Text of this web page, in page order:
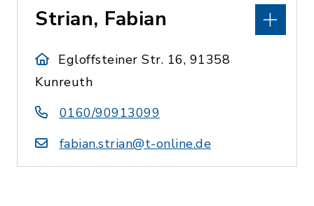
Strian, Fabian
Egloffsteiner Str. 16, 91358
Kunreuth
0160/90913099
fabian.strian@t-online.de